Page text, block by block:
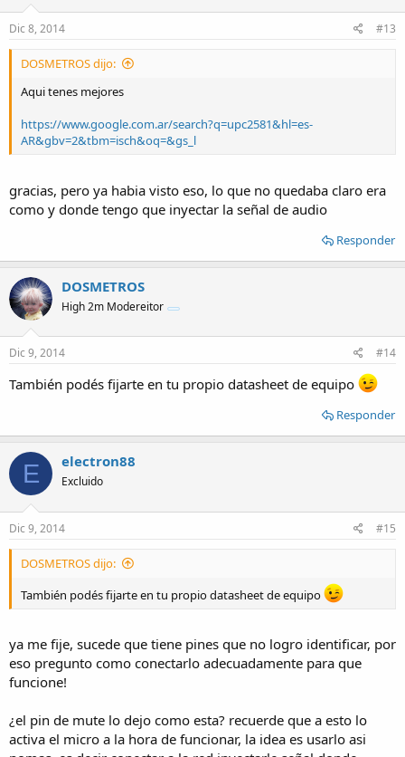
Dic 8, 2014 #13
DOSMETROS dijo:
Aqui tenes mejores
https://www.google.com.ar/search?q=upc2581&hl=es-
AR&gbv=2&tbm=isch&oq=&gs_l
gracias, pero ya habia visto eso, lo que no quedaba claro era
como y donde tengo que inyectar la señal de audio
Responder
DOSMETROS
High 2m Modereitor
Dic 9, 2014 #14
También podés fijarte en tu propio datasheet de equipo
Responder
E electron88
Excluido
Dic 9, 2014 #15
DOSMETROS dijo:
También podés fijarte en tu propio datasheet de equipo
ya me fije, sucede que tiene pines que no logro identificar, por
eso pregunto como conectarlo adecuadamente para que
funcione!
¿el pin de mute lo dejo como esta? recuerde que a esto lo
activa el micro a la hora de funcionar, la idea es usarlo asi